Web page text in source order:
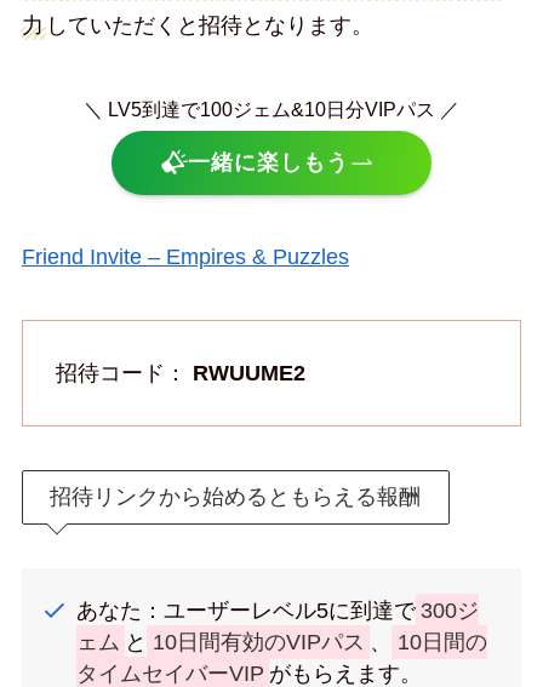
力していただくと招待となります。
＼ LV5到達で100ジェム&10日分VIPパス ／
一緒に楽しもう
Friend Invite – Empires & Puzzles
招待コード： RWUUME2
招待リンクから始めるともらえる報酬
あなた：ユーザーレベル5に到達で 300ジ
ェム と 10日間有効のVIPパス 、
10日間の
タイムセイバーVIP がもらえます。